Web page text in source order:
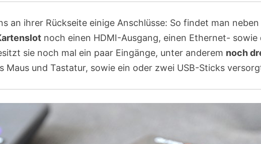
an ihrer Rückseite einige Anschlüsse: So findet man neben
noch einen HDMI-Ausgang, einen Ethernet- sowie
sie noch mal ein paar Eingänge, unter anderem noch
Maus und Tastatur, sowie ein oder zwei USB-Sticks